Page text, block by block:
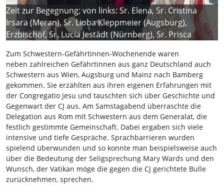
Zeit zur Begegnung; von links: Sr. Elena, Sr. Cristina
Irsara (Meran), Sr. Lioba Kleppmeier (Augsburg),
Erzbischof, Sr. Lucia Jestädt (Nürnberg), Sr. Prisca
Zum Schwestern-Gefährtinnen-Wochenende waren
neben zahlreichen Gefährtinnen aus ganz Deutschland auch
Schwestern aus Wien, Augsburg und Mainz nach Bamberg
gekommen. Sie erzählten aus ihren eigenen Erfahrungen mit
der Congregatio Jesu und tauschten sich über Geschichte und
Gegenwart der CJ aus. Am Samstagabend überraschte die
Delegation aus Rom mit Schwestern aus dem Generalat, die
festlich gestimmte Gemeinschaft. Dabei ergaben sich viele
intensive und tiefe Gespräche. Sprachbarrieren wurden
spielend überwunden und so konnte man beispielsweise auch
über die Bedeutung der Seligsprechung Mary Wards und den
Wunsch, der Vatikan möge die gegen die CJ gerichtete Bulle
zurücknehmen, sprechen.